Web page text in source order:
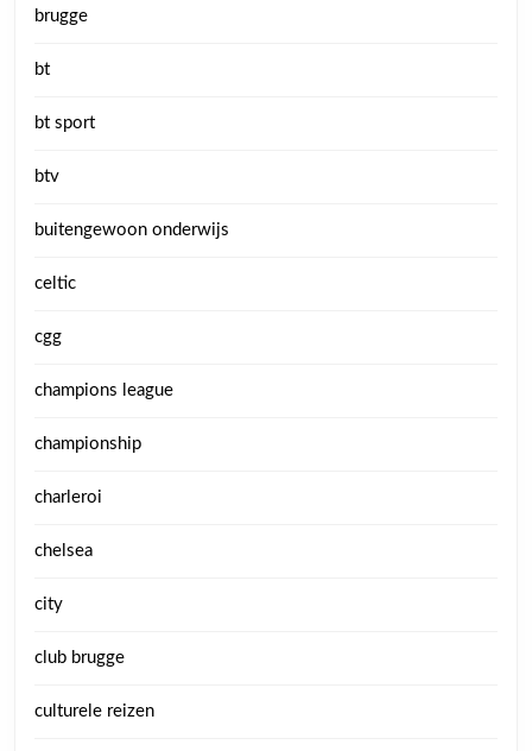
brugge
bt
bt sport
btv
buitengewoon onderwijs
celtic
cgg
champions league
championship
charleroi
chelsea
city
club brugge
culturele reizen